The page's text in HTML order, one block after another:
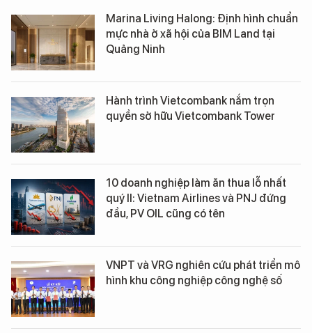
Marina Living Halong: Định hình chuẩn
mực nhà ở xã hội của BIM Land tại
Quảng Ninh
Hành trình Vietcombank nắm trọn
quyền sở hữu Vietcombank Tower
10 doanh nghiệp làm ăn thua lỗ nhất
quý II: Vietnam Airlines và PNJ đứng
đầu, PV OIL cũng có tên
VNPT và VRG nghiên cứu phát triển mô
hình khu công nghiệp công nghệ số